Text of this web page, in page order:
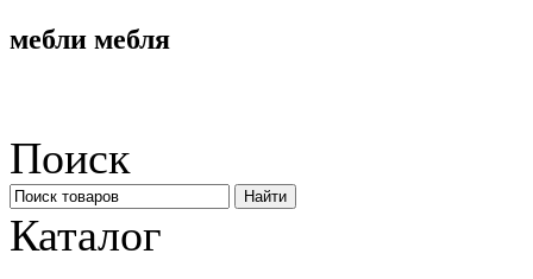
мебли мебля
Поиск
Каталог